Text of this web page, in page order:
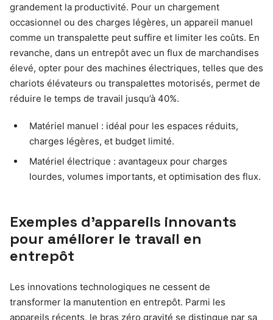
grandement la productivité. Pour un chargement
occasionnel ou des charges légères, un appareil manuel
comme un transpalette peut suffire et limiter les coûts. En
revanche, dans un entrepôt avec un flux de marchandises
élevé, opter pour des machines électriques, telles que des
chariots élévateurs ou transpalettes motorisés, permet de
réduire le temps de travail jusqu’à 40%.
Matériel manuel : idéal pour les espaces réduits,
charges légères, et budget limité.
Matériel électrique : avantageux pour charges
lourdes, volumes importants, et optimisation des flux.
Exemples d’appareils innovants
pour améliorer le travail en
entrepôt
Les innovations technologiques ne cessent de
transformer la manutention en entrepôt. Parmi les
appareils récents, le bras zéro gravité se distingue par sa